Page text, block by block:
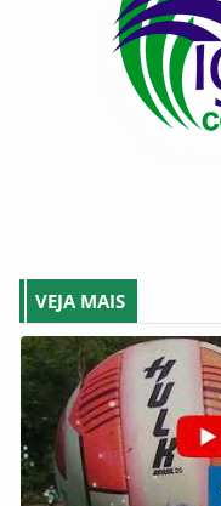
VEJA MAIS